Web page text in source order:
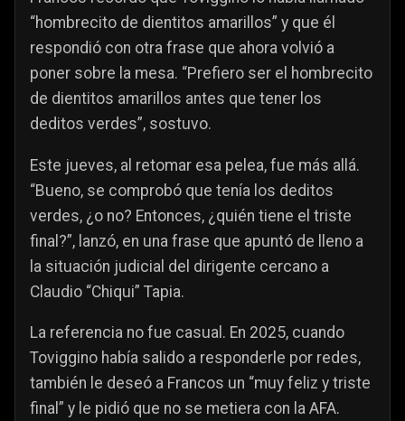
“hombrecito de dientitos amarillos” y que él
respondió con otra frase que ahora volvió a
poner sobre la mesa. “Prefiero ser el hombrecito
de dientitos amarillos antes que tener los
deditos verdes”, sostuvo.
Este jueves, al retomar esa pelea, fue más allá.
“Bueno, se comprobó que tenía los deditos
verdes, ¿o no? Entonces, ¿quién tiene el triste
final?”, lanzó, en una frase que apuntó de lleno a
la situación judicial del dirigente cercano a
Claudio “Chiqui” Tapia.
La referencia no fue casual. En 2025, cuando
Toviggino había salido a responderle por redes,
también le deseó a Francos un “muy feliz y triste
final” y le pidió que no se metiera con la AFA.